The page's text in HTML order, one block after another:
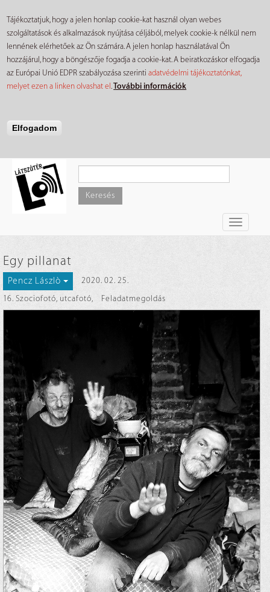
Tájékoztatjuk, hogy a jelen honlap cookie-kat használ olyan webes
szolgáltatások és alkalmazások nyújtása céljából, melyek cookie-k nélkül nem
lennének elérhetőek az Ön számára. A jelen honlap használatával Ön
hozzájárul, hogy a böngészője fogadja a cookie-kat. A beiratkozáskor elfogadja
az Európai Unió EDPR szabályozása szerintiadatvédelmi tájékoztatónkat,
melyet ezen a linken olvashat el.További információk
Elfogadom
tartalomra
Keresés
Toggle
Egy pillanat
Pencz Lászlò
2020. 02. 25.
16. Szociofotó, utcafotó, Feladatmegoldás